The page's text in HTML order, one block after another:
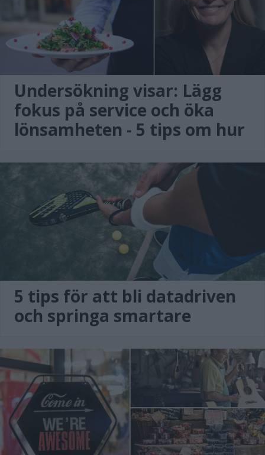
Undersökning visar: Lägg
fokus på service och öka
lönsamheten - 5 tips om hur
5 tips för att bli datadriven
och springa smartare